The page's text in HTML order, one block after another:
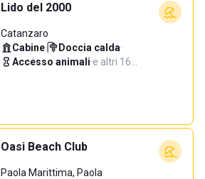
Lido del 2000
Catanzaro
Cabine· Doccia calda·
Accesso animali·e altri 16…
Oasi Beach Club
Paola Marittima, Paola